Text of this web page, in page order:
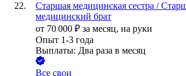
Старшая медицинская сестра /
медицинский брат
от 70 000 ₽ за месяц, на руки
Опыт 1-3 года
Выплаты: Два раза в месяц
Все свои